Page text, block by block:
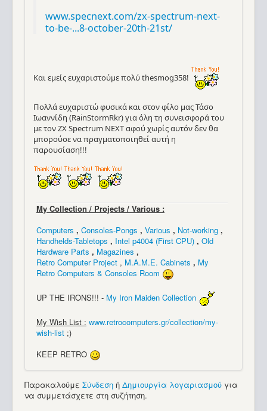
www.specnext.com/zx-spectrum-next-
to-be-...8-october-20th-21st/
Και εμείς ευχαριστούμε πολύ thesmog358!
Πολλά ευχαριστώ φυσικά και στον φίλο μας Τάσο
Ιωαννίδη (RainStormRkr) για όλη τη συνεισφορά του
με τον ZX Spectrum NEXT αφού χωρίς αυτόν δεν θα
μπορούσε να πραγματοποιηθεί αυτή η
παρουσίαση!!!
My Collection / Projects / Various :
Computers , Consoles-Pongs , Various , Not-working ,
Handhelds-Tabletops , Intel p4004 (First CPU) , Old
Hardware Parts , Magazines ,
Retro Computer Project , M.A.M.E. Cabinets , My
Retro Computers & Consoles Room
UP THE IRONS!!! - My Iron Maiden Collection
My Wish List : www.retrocomputers.gr/collection/my-
wish-list ;)
KEEP RETRO
Παρακαλούμε Σύνδεση ή Δημιουργία λογαριασμού για
να συμμετάσχετε στη συζήτηση.